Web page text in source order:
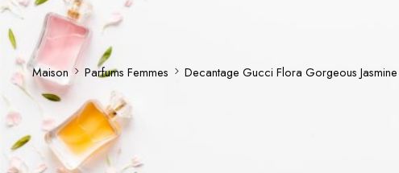
Maison Parfums Femmes Decantage Gucci Flora Gorgeous Jasmine